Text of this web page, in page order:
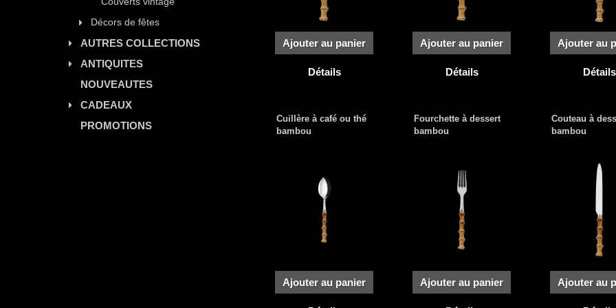
Décors de fêtes
AUTRES COLLECTIONS
ANTIQUITES
NOUVEAUTES
CADEAUX
PROMOTIONS
Ajouter au panier
Détails
Ajouter au panier
Détails
Ajouter au
Détails
Cuillère à café ou thé
bambou
Ajouter au panier
Fourchette à dessert
bambou
Ajouter au panier
Couteau à
bambou
Ajouter au